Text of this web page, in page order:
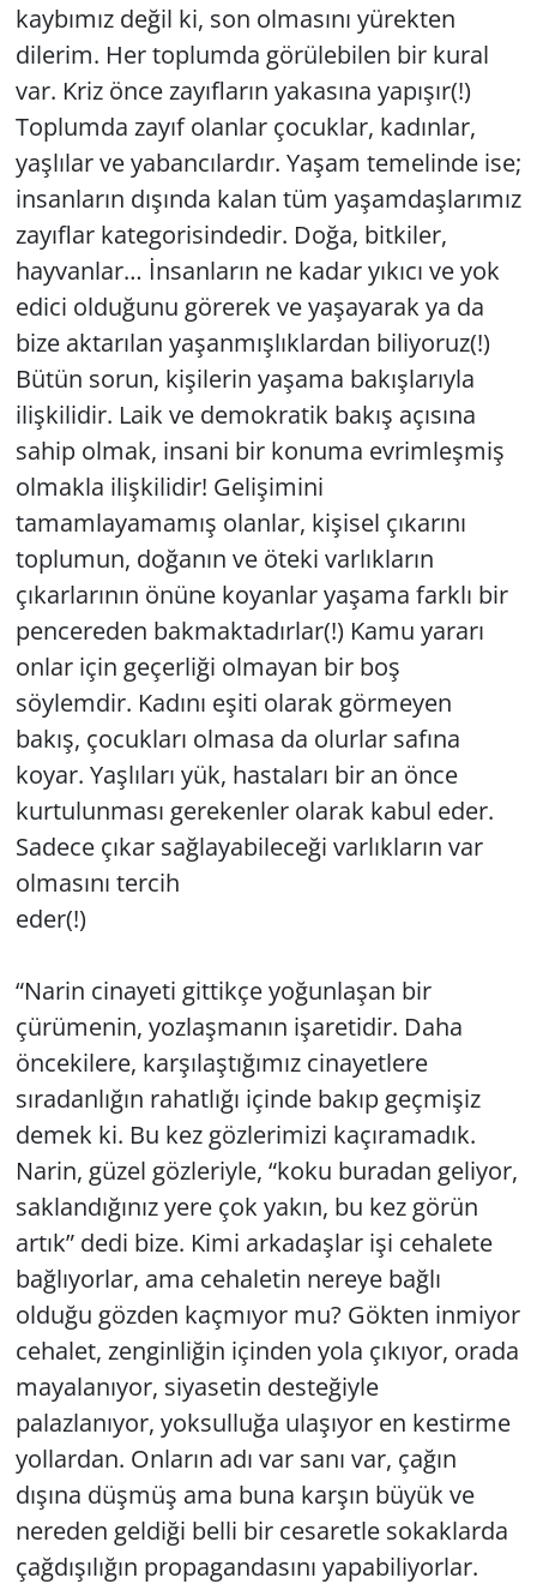
kaybımız değil ki, son olmasını yürekten
dilerim. Her toplumda görülebilen bir kural
var. Kriz önce zayıfların yakasına yapışır(!)
Toplumda zayıf olanlar çocuklar, kadınlar,
yaşlılar ve yabancılardır. Yaşam temelinde ise;
insanların dışında kalan tüm yaşamdaşlarımız
zayıflar kategorisindedir. Doğa, bitkiler,
hayvanlar… İnsanların ne kadar yıkıcı ve yok
edici olduğunu görerek ve yaşayarak ya da
bize aktarılan yaşanmışlıklardan biliyoruz(!)
Bütün sorun, kişilerin yaşama bakışlarıyla
ilişkilidir. Laik ve demokratik bakış açısına
sahip olmak, insani bir konuma evrimleşmiş
olmakla ilişkilidir! Gelişimini
tamamlayamamış olanlar, kişisel çıkarını
toplumun, doğanın ve öteki varlıkların
çıkarlarının önüne koyanlar yaşama farklı bir
pencereden bakmaktadırlar(!) Kamu yararı
onlar için geçerliği olmayan bir boş
söylemdir. Kadını eşiti olarak görmeyen
bakış, çocukları olmasa da olurlar safına
koyar. Yaşlıları yük, hastaları bir an önce
kurtulunması gerekenler olarak kabul eder.
Sadece çıkar sağlayabileceği varlıkların var
olmasını tercih
eder(!)
“Narin cinayeti gittikçe yoğunlaşan bir
çürümenin, yozlaşmanın işaretidir. Daha
öncekilere, karşılaştığımız cinayetlere
sıradanlığın rahatlığı içinde bakıp geçmişiz
demek ki. Bu kez gözlerimizi kaçıramadık.
Narin, güzel gözleriyle, “koku buradan geliyor,
saklandığınız yere çok yakın, bu kez görün
artık” dedi bize. Kimi arkadaşlar işi cehalete
bağlıyorlar, ama cehaletin nereye bağlı
olduğu gözden kaçmıyor mu? Gökten inmiyor
cehalet, zenginliğin içinden yola çıkıyor, orada
mayalanıyor, siyasetin desteğiyle
palazlanıyor, yoksulluğa ulaşıyor en kestirme
yollardan. Onların adı var sanı var, çağın
dışına düşmüş ama buna karşın büyük ve
nereden geldiği belli bir cesaretle sokaklarda
çağdışılığın propagandasını yapabiliyorlar.